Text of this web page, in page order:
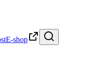
E-shop